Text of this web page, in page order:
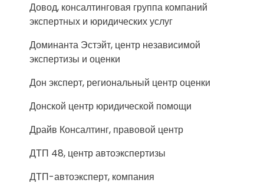
Довод, консалтинговая группа компаний
экспертных и юридических услуг
Доминанта Эстэйт, центр независимой
экспертизы и оценки
Дон эксперт, региональный центр оценки
Донской центр юридической помощи
Драйв Консалтинг, правовой центр
ДТП 48, центр автоэкспертизы
ДТП-автоэксперт, компания